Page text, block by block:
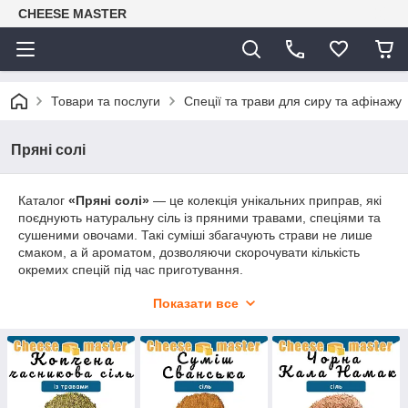
CHEESE MASTER
Товари та послуги Спеції та трави для сиру та афінажу
Пряні солі
Каталог «Пряні солі» — це колекція унікальних приправ, які
поєднують натуральну сіль із пряними травами, спеціями та
сушеними овочами. Такі суміші збагачують страви не лише
смаком, а й ароматом, дозволяючи скорочувати кількість
окремих спецій під час приготування.
сванська сіль (класична та червона);
адигейська сіль
(червона, біла);
чорна сіль Кала Намак;
Показати все